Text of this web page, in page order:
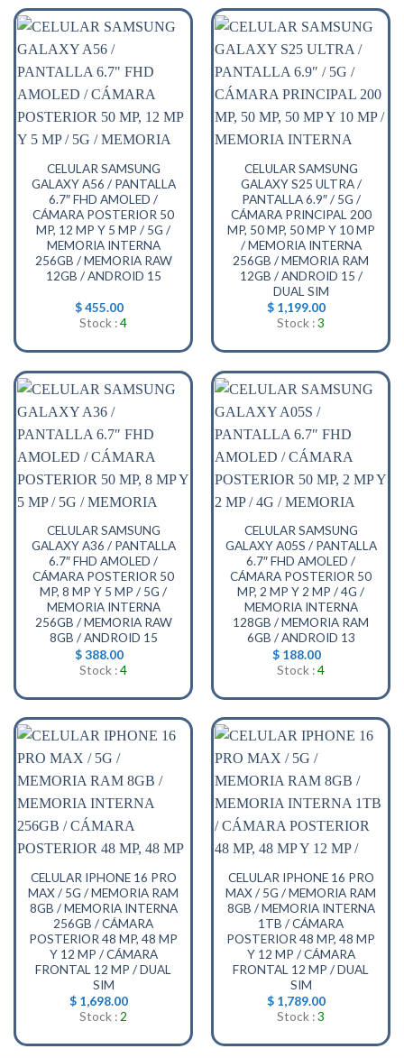
CELULAR SAMSUNG
GALAXY A56 / PANTALLA
6.7″ FHD AMOLED /
CÁMARA POSTERIOR 50
MP, 12 MP Y 5 MP / 5G /
MEMORIA INTERNA
256GB / MEMORIA RAW
12GB / ANDROID 15
$455.00
Stock :4
CELULAR SAMSUNG
GALAXY S25 ULTRA /
PANTALLA 6.9″ / 5G /
CÁMARA PRINCIPAL 200
MP, 50 MP, 50 MP Y 10 MP
/ MEMORIA INTERNA
256GB / MEMORIA RAM
12GB / ANDROID 15 /
DUAL SIM
$ 1,199.00
Stock :3
CELULAR SAMSUNG
GALAXY A36 / PANTALLA
6.7″ FHD AMOLED /
CÁMARA POSTERIOR 50
MP, 8 MP Y 5 MP / 5G /
MEMORIA INTERNA
256GB / MEMORIA RAW
8GB / ANDROID 15
$388.00
Stock :4
CELULAR SAMSUNG
GALAXY A05S / PANTALLA
6.7″ FHD AMOLED /
CÁMARA POSTERIOR 50
MP, 2 MP Y 2 MP / 4G /
MEMORIA INTERNA
128GB / MEMORIA RAM
6GB / ANDROID 13
$188.00
Stock :4
CELULAR IPHONE 16 PRO
MAX / 5G / MEMORIA RAM
8GB / MEMORIA INTERNA
256GB / CÁMARA
POSTERIOR 48 MP, 48 MP
Y 12 MP / CÁMARA
FRONTAL 12 MP / DUAL
SIM
$ 1,698.00
Stock : 2
CELULAR IPHONE 16 PRO
MAX / 5G / MEMORIA RAM
8GB / MEMORIA INTERNA
1TB / CÁMARA
POSTERIOR 48 MP, 48 MP
Y 12 MP / CÁMARA
FRONTAL 12 MP / DUAL
SIM
$ 1,789.00
Stock :3